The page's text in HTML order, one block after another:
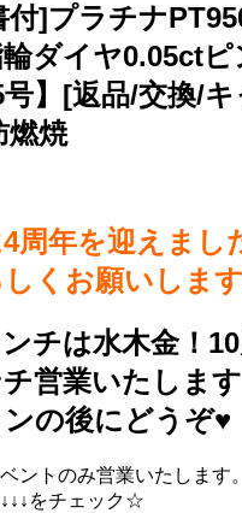
付]プラチナ
ダイヤ0.05ct
】[返品/交換/
焼
周年を迎えまし
くお願いします
チは水木金！
営業いたしま
の後にどうぞ♥️
ントのみ営業いたします
をチェック☆